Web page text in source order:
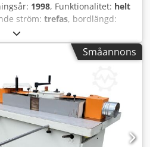
1998, Funktionalitet: helt
ström: trefas, bordlängd:
mm
50 Hz, - Begagnad maskin -
välvårdad, CE-märkt TEKNISKA
mått: 2300 x 200 mm -
- Bandhastighet: 8 / 12 m/s -
130 mm - Mått på lutande
- Arbetsbordets lutning: 0 – 45 º
diameter – Ø: 140 mm
90 mm Dcedpszinlwefx Abzsk -
- Oscilleringsmotorns effekt:
Småannons